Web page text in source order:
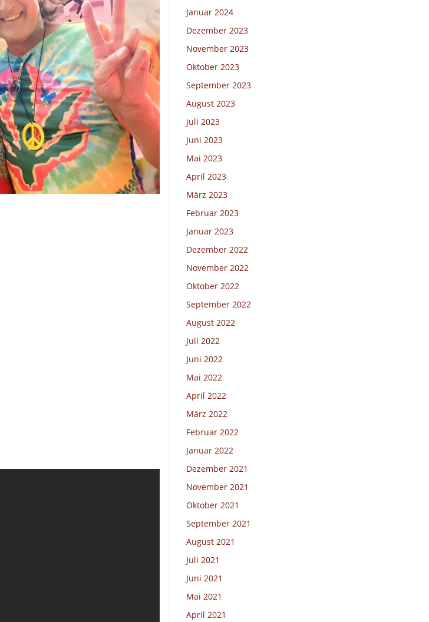
Januar 2024
Dezember 2023
November 2023
Oktober 2023
September 2023
August 2023
Juli 2023
Juni 2023
Mai 2023
April 2023
März 2023
Februar 2023
Januar 2023
Dezember 2022
November 2022
Oktober 2022
September 2022
August 2022
Juli 2022
Juni 2022
Mai 2022
April 2022
März 2022
Februar 2022
Januar 2022
Dezember 2021
November 2021
Oktober 2021
September 2021
August 2021
Juli 2021
Juni 2021
Mai 2021
April 2021